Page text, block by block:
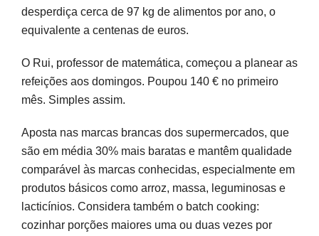
desperdiça cerca de 97 kg de alimentos por ano, o
equivalente a centenas de euros.
O Rui, professor de matemática, começou a planear as
refeições aos domingos. Poupou 140 € no primeiro
mês. Simples assim.
Aposta nas marcas brancas dos supermercados, que
são em média 30% mais baratas e mantêm qualidade
comparável às marcas conhecidas, especialmente em
produtos básicos como arroz, massa, leguminosas e
lacticínios. Considera também o batch cooking:
cozinhar porções maiores uma ou duas vezes por